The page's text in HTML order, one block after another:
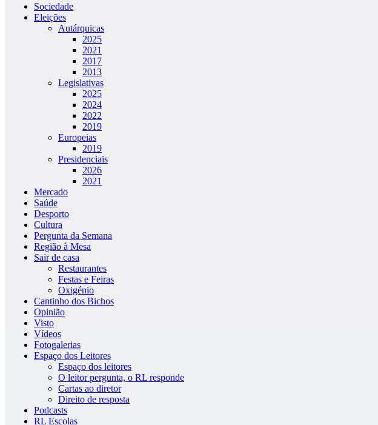
Sociedade
Eleições
Autárquicas
2025
2021
2017
2013
Legislativas
2025
2024
2022
2019
Europeias
2019
Presidenciais
2026
2021
Mercado
Saúde
Desporto
Cultura
Pergunta da Semana
Região à Mesa
Sair de casa
Restaurantes
Festas e Feiras
Oxigénio
Cantinho dos Bichos
Opinião
Visto
Vídeos
Fotogalerias
Espaço dos Leitores
Espaço dos leitores
O leitor pergunta, o RL responde
Cartas ao diretor
Direito de resposta
Podcasts
RL Escolas